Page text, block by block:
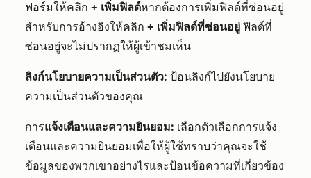
ฟอร์มให้คลิก + เพิ่มฟิลด์หากต้องการเพิ่มฟิลด์ที่ซ่อนอยู่
สำหรับการอ้างอิงให้คลิก + เพิ่มฟิลด์ที่ซ่อนอยู่ ฟิลด์ที่
ซ่อนอยู่จะไม่ปรากฏให้ผู้เข้าชมเห็น
ลิงก์นโยบายความเป็นส่วนตัว: ป้อนลิงก์ไปยังนโยบาย
ความเป็นส่วนตัวของคุณ
การแจ้งเตือนและความยินยอม: เลือกตัวเลือกการแจ้ง
เตือนและความยินยอมเพื่อให้ผู้ใช้ทราบว่าคุณจะใช้
ข้อมูลของพวกเขาอย่างไรและป้อนข้อความที่เกี่ยวข้อง